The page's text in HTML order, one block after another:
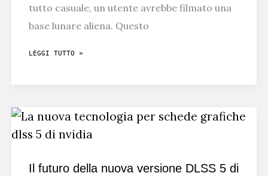
tutto casuale, un utente avrebbe filmato una
base lunare aliena. Questo
TROVATA
LEGGI TUTTO »
Il futuro della nuova versione DLSS 5 di